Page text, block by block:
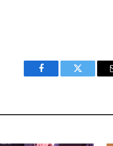
Facebook Twitter